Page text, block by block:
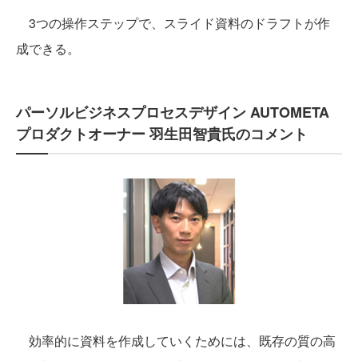
3つの操作ステップで、スライド資料のドラフトが作
成できる。
パーソルビジネスプロセスデザイン AUTOMETA
プロダクトオーナー 羽生田智貴氏のコメント
効率的に資料を作成していくためには、既存の質の高